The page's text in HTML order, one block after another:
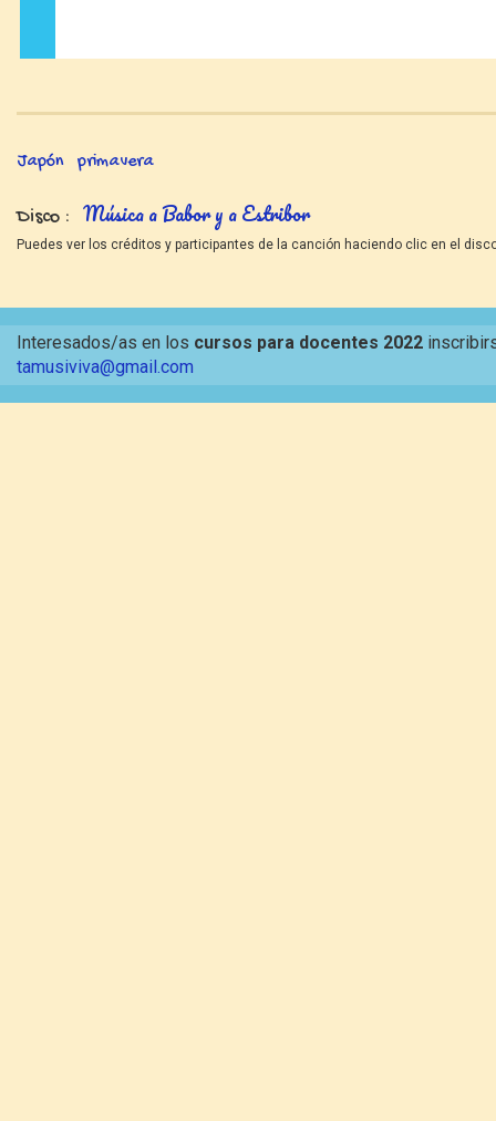
Japón primavera
Disco Música a Babor y a Estribor
Puedes ver los créditos y participantes de la canción haciendo clic en el
Interesados/as en los cursos para docentes 2022
tamusiviva@gmail.com